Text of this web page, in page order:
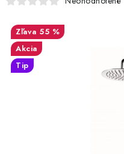
KÚPEĽŇOVÝ NÁBYTOK
55 %
Akcia
Tip